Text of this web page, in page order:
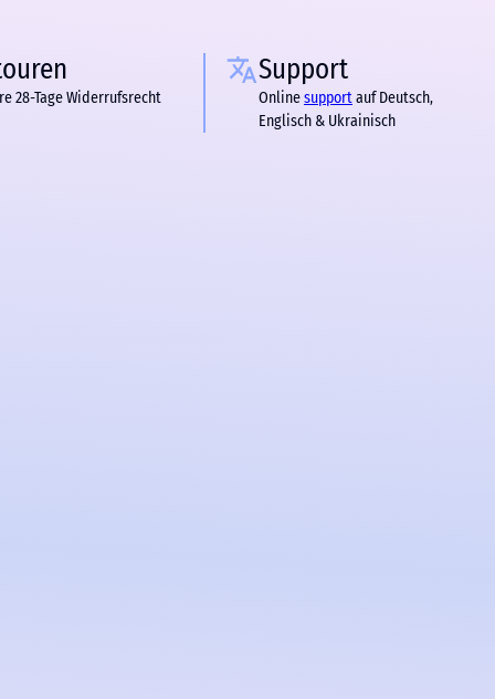
28-Tage Widerrufsrecht
Support
Onlinesupportauf Deutsch,
Englisch & Ukrainisch